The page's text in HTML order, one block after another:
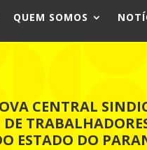
QUEM SOMOS
CENTRAL
DE
ESTADO DO